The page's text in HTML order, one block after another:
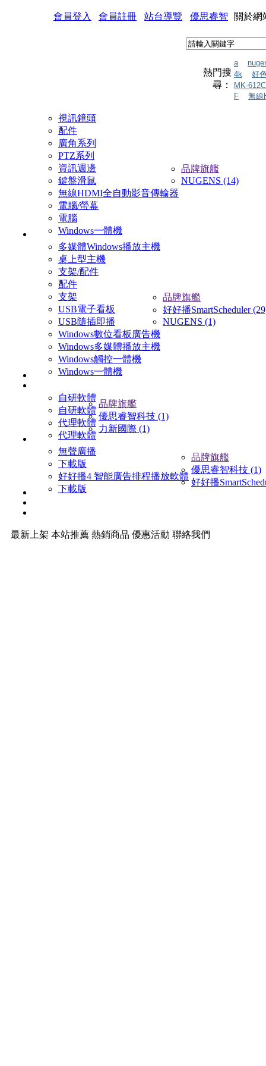
會員登入 會員註冊 站台導覽 優思睿智 關於網
熱門搜
尋：
a
4k
好
MK-612C
F
無線
視訊鏡頭
配件
廣角系列
PTZ系列
資訊週邊
鍵盤滑鼠
無線HDMI全自動影音傳輸器
電腦/螢幕
電腦
Windows一體機
品牌旗艦
NUGENS (14)
多媒體Windows播放主機
桌上型主機
支架/配件
配件
支架
USB電子看板
USB隨插即播
Windows數位看板廣告機
Windows多媒體播放主機
Windows觸控一體機
Windows一體機
品牌旗艦
好好播SmartScheduler
NUGENS (1)
自研軟體
自研軟體
代理軟體
代理軟體
品牌旗艦
優思睿智科技 (1)
力新國際 (1)
無聲廣播
下載版
好好播4 智能廣告排程播放軟體
下載版
品牌旗艦
優思睿智科技 (1)
好好播
最新上架 本站推薦 熱銷商品 優惠活動 聯絡我們